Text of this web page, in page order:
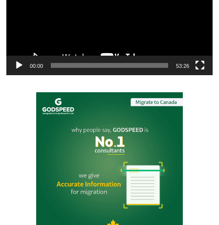
00:00 53:26